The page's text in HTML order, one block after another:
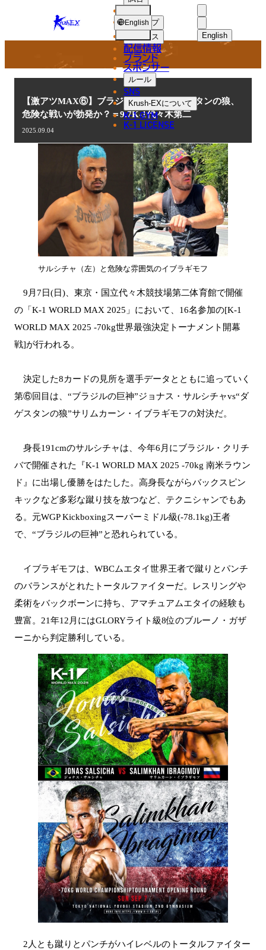
KRUSH-
EX
English
中文（繁體
ショップ
ニュース
配信情報
ブランド
スポンサー
ルール
SNS
Krush-EXについて
K-1 GYM
K-1 LICENSE
English
NEWS
ニュース
【激アツMAX⑥】ブラジルの巨神とダゲスタンの狼、
危険な戦いが勃発か？＝9.7K-1代々木第二
2025.09.04
サルシチャ（左）と危険な雰囲気のイブラギモフ
9月7日(日)、東京・国立代々木競技場第二体育館で開催
の「K-1 WORLD MAX 2025」において、16名参加の[K-1
WORLD MAX 2025 -70kg世界最強決定トーナメント開幕
戦]が行われる。
決定した8カードの見所を選手データとともに追っていく
第⑥回目は、“ブラジルの巨神”ジョナス・サルシチャvs“ダ
ゲスタンの狼”サリムカーン・イブラギモフの対決だ。
身長191cmのサルシチャは、今年6月にブラジル・クリチ
バで開催された『K-1 WORLD MAX 2025 -70kg 南米ラウン
ド』に出場し優勝をはたした。高身長ながらバックスピン
キックなど多彩な蹴り技を放つなど、テクニシャンでもあ
る。元WGP Kickboxingスーパーミドル級(-78.1kg)王者
で、“ブラジルの巨神”と恐れられている。
イブラギモフは、WBCムエタイ世界王者で蹴りとパンチ
のバランスがとれたトータルファイターだ。レスリングや
柔術をバックボーンに持ち、アマチュアムエタイの経験も
豊富。21年12月にはGLORYライト級8位のブルーノ・ガザ
ーニから判定勝利している。
2人とも蹴りとパンチがハイレベルのトータルファイター